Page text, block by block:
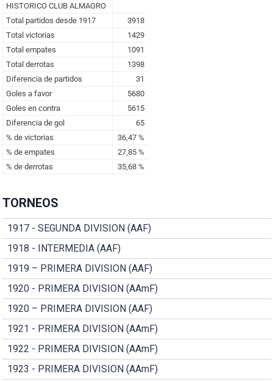
TORNEOS
1917 - SEGUNDA DIVISION (AAF)
1918 - INTERMEDIA (AAF)
1919 – PRIMERA DIVISION (AAF)
1920 - PRIMERA DIVISION (AAmF)
1920 – PRIMERA DIVISION (AAF)
1921 - PRIMERA DIVISION (AAmF)
1922 - PRIMERA DIVISION (AAmF)
1923 - PRIMERA DIVISION (AAmF)